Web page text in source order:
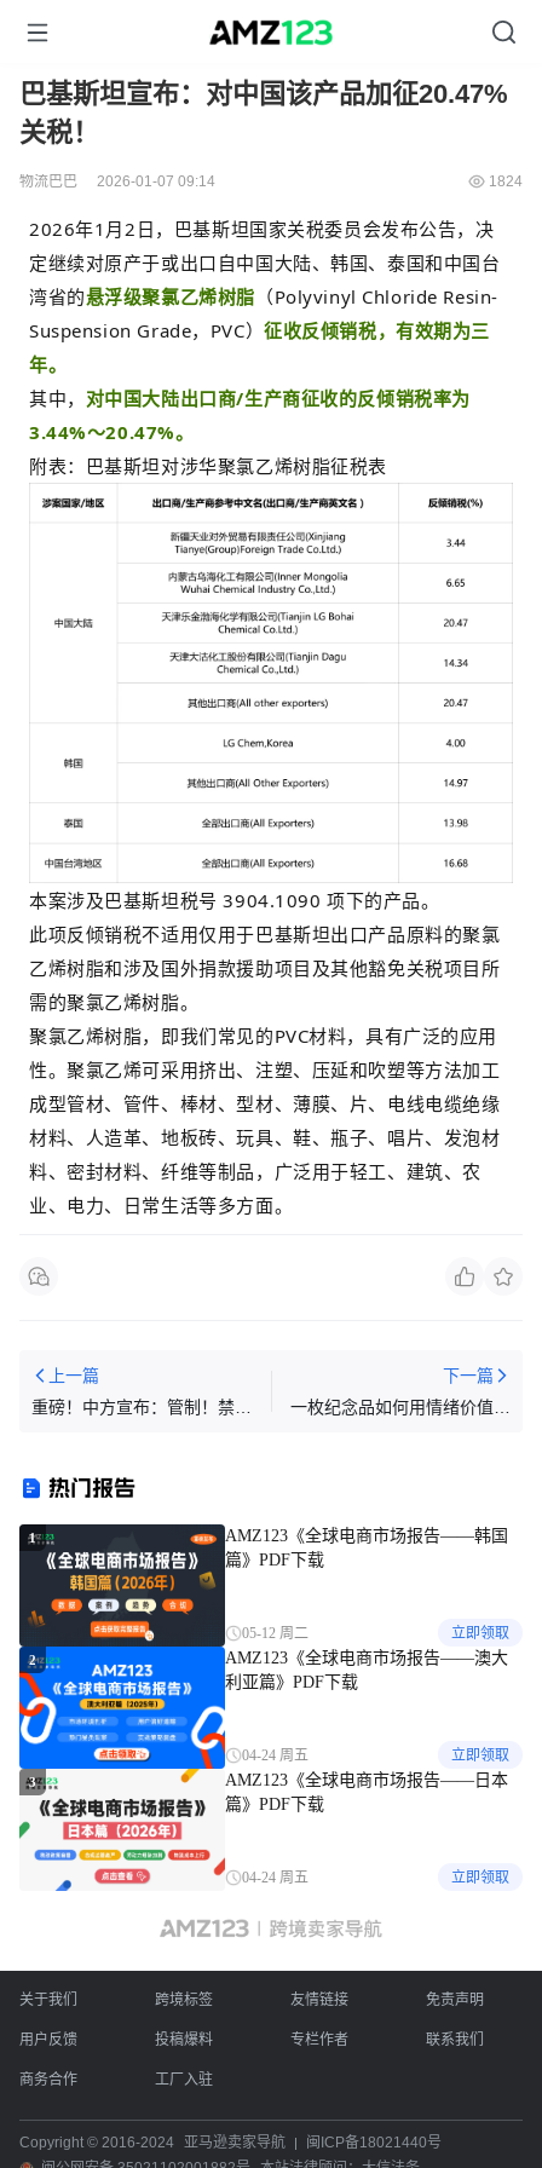
巴基斯坦宣布：对中国该产品加征20.47%
关税！
物流巴巴 2026-01-07 09:14 1824
2026年1月2日，巴基斯坦国家关税委员会发布公告，决
定继续对原产于或出口自中国大陆、韩国、泰国和中国台
湾省的悬浮级聚氯乙烯树脂 （Polyvinyl Chloride Resin-
Suspension Grade，PVC）征收反倾销税，有效期为三
年。
其中， 对中国大陆出口商/生产商征收的反倾销税率为
3.44%～20.47%。
附表：巴基斯坦对涉华聚氯乙烯树脂征税表
本案涉及巴基斯坦税号 3904.1090 项下的产品。
此项反倾销税不适用仅用于巴基斯坦出口产品原料的聚氯
乙烯树脂和涉及国外捐款援助项目及其他豁免关税项目所
需的聚氯乙烯树脂。
聚氯乙烯树脂，即我们常见的PVC材料，具有广泛的应用
性。聚氯乙烯可采用挤出、注塑、压延和吹塑等方法加工
成型管材、管件、棒材、型材、薄膜、片、电线电缆绝缘
材料、人造革、地板砖、玩具、鞋、瓶子、唱片、发泡材
料、密封材料、纤维等制品，广泛用于轻工、建筑、农
业、电力、日常生活等多方面。
上一篇
重磅！中方宣布：管制！禁止
下一篇
一枚纪念品如何用情绪价值打
热门报告
1
AMZ123《全球电商市场报告——韩国
篇》PDF下载
05-12 周二 立即领取
2
AMZ123《全球电商市场报告——澳大
利亚篇》PDF下载
04-24 周五 立即领取
3
AMZ123《全球电商市场报告——日本
篇》PDF下载
04-24 周五 立即领取
关于我们 跨境标签 友情链接 免责声明
用户反馈 投稿爆料 专栏作者 联系我们
商务合作 工厂入驻
Copyright © 2016-2024 亚马逊卖家导航
闽ICP备18021440号